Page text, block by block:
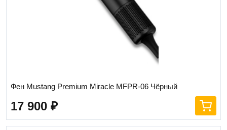
Фен Mustang Premium Miracle MFPR-06 Чёрный
17 900 ₽